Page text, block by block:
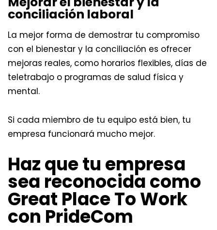
conciliación laboral
La mejor forma de demostrar tu compromiso
con el bienestar y la conciliación es ofrecer
mejoras reales, como horarios flexibles, días de
teletrabajo o programas de salud física y
mental.
Si cada miembro de tu equipo está bien, tu
empresa funcionará mucho mejor.
Haz que tu empresa
sea reconocida como
Great Place To Work
con PrideCom